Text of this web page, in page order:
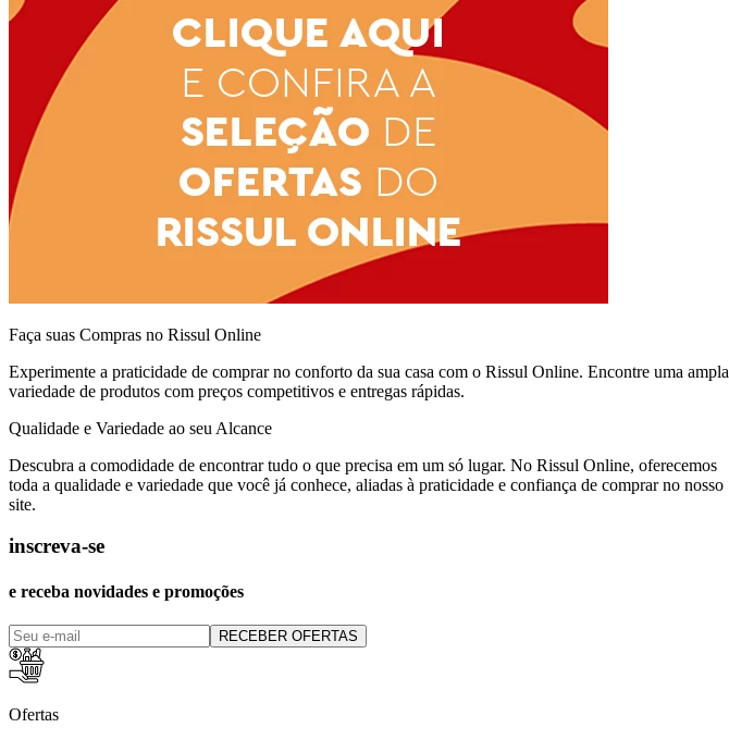
Faça suas Compras no Rissul Online
Experimente a praticidade de comprar no conforto da sua casa com o Rissul Online. Encontre uma ampla
variedade de produtos com preços competitivos e entregas rápidas.
Qualidade e Variedade ao seu Alcance
Descubra a comodidade de encontrar tudo o que precisa em um só lugar. No Rissul Online, oferecemos
toda a qualidade e variedade que você já conhece, aliadas à praticidade e confiança de comprar no nosso
site.
inscreva-se
e receba novidades e promoções
RECEBER OFERTAS
Ofertas